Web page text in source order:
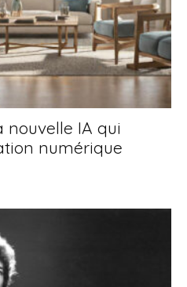
nouvelle IA qui
numérique